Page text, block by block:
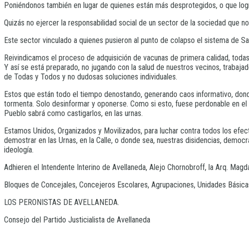
Poniéndonos también en lugar de quienes están más desprotegidos, o que
Quizás no ejercer la responsabilidad social de un sector de la sociedad que
Este sector vinculado a quienes pusieron al punto de colapso el sistema de
Reivindicamos el proceso de adquisición de vacunas de primera calidad,
Y así se está preparado, no jugando con la salud de nuestros vecinos,
de Todas y Todos y no dudosas soluciones individuales.
Estos que están todo el tiempo denostando, generando caos informativo,
tormenta. Solo desinformar y oponerse. Como si esto, fuese perdonable en
Pueblo sabrá como castigarlos, en las urnas.
Estamos Unidos, Organizados y Movilizados, para luchar contra todos los
demostrar en las Urnas, en la Calle, o donde sea, nuestras disidencias,
ideología.
Adhieren el Intendente Interino de Avellaneda, Alejo Chornobroff, la Arq.
Bloques de Concejales, Concejeros Escolares, Agrupaciones, Unidades
LOS PERONISTAS DE AVELLANEDA.
Consejo del Partido Justicialista de Avellaneda